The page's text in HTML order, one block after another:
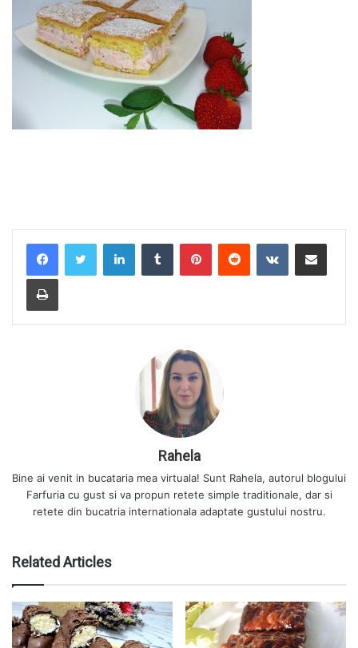
Rahela
Bine ai venit in bucataria mea virtuala! Sunt Rahela, autorul blogului
Farfuria cu gust si va propun retete simple traditionale, dar si
retete din bucatria internationala adaptate gustului nostru.
Related Articles